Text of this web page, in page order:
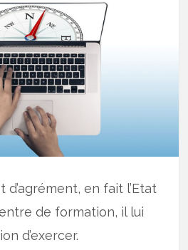
en fait l’Etat
de formation, il lui
d’exercer.